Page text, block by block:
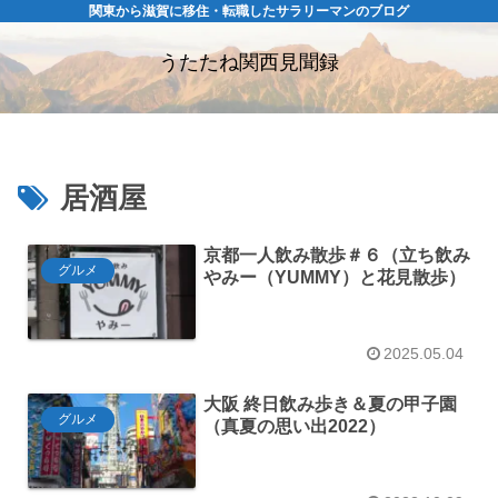
関東から滋賀に移住・転職したサラリーマンのブログ
うたたね関西見聞録
居酒屋
グルメ
京都一人飲み散歩＃６（立ち飲み
やみー（YUMMY）と花見散歩）
2025.05.04
グルメ
大阪 終日飲み歩き＆夏の甲子園
（真夏の思い出2022）